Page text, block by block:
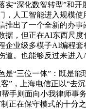
实“深化数智转型”和开
，人工智能进入规模使
推出了一个全新的办
据，但正在AI东西尺度
企业级多模子AI编程
道。也能够反过来进入
“三位一体”：既是能
”，上海电信正以“去
手则面向小我律师事
正在保守模式的十分